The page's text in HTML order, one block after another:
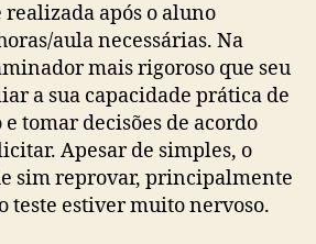
após o aluno
aula necessárias. Na
mais rigoroso que seu
a sua capacidade prática de
tomar decisões de acordo
Apesar de simples, o
sim reprovar, principalmente
teste estiver muito nervoso.